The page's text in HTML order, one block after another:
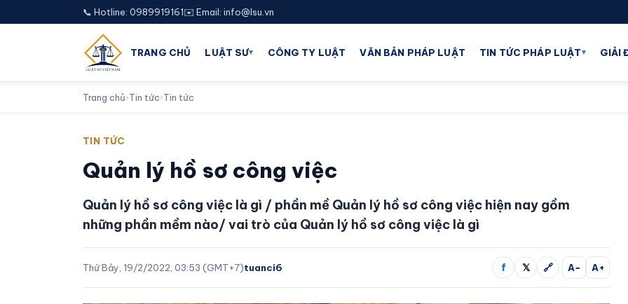
📞 Hotline: 0989919161✉️ Email: info@lsu.vn
TRANG CHỦ LUẬT SƯ▾ CÔNG TY LUẬT VĂN BẢN PHÁP LUẬT TIN TỨC PHÁP LUẬT▾ GIẢI
Trang chủ›Tin tức›Tin tức
TIN TỨC
Quản lý hồ sơ công việc
Quản lý hồ sơ công việc là gì / phần mề Quản lý hồ sơ công việc hiện nay gồm
những phần mềm nào/ vai trò của Quản lý hồ sơ công việc là gì
Thứ Bảy, 19/2/2022, 03:53 (GMT+7)tuanci6 f 𝕏 🔗 A− A+